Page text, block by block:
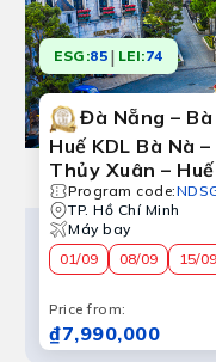
ESG:85 | LEI:74
Đà Nẵng –
Huế KDL Bà Nà
Thủy Xuân –
Program code:
TP. Hồ Chí Minh
Máy bay
01/09
08/09 15/09
Price from:
₫7,990,000